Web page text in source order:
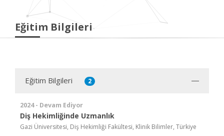
Eğitim Bilgileri
Eğitim Bilgileri 2
2024 - Devam Ediyor
Diş Hekimliğinde Uzmanlık
Gazi Üniversitesi, Diş Hekimliği Fakültesi, Klinik Bilimler, Türkiye